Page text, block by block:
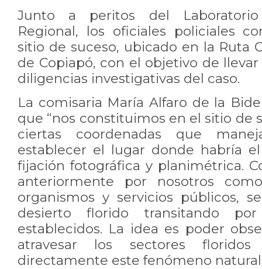
Junto a peritos del
Regional, los oficiales policiales
sitio de suceso, ubicado en la Ruta
de Copiapó, con el objetivo de
diligencias investigativas del caso.
La comisaria María Alfaro de la
que “nos constituimos en el sitio de
ciertas coordenadas que
establecer el lugar donde habría
fijación fotográfica y planimétrica.
anteriormente por nosotros
organismos y servicios públicos,
desierto florido transitando
establecidos. La idea es poder
atravesar los sectores
directamente este fenómeno